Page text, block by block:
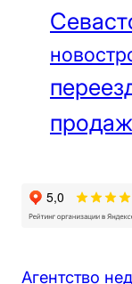
Агентство